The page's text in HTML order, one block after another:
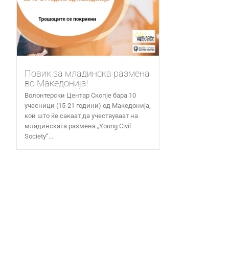
Повик за младинска размена
во Македонија!
Волонтерски Центар Скопје бара 10
учесници (15-21 години) од Македонија,
кои што ќе сакаат да учествуваат на
младинската размена „Young Civil
Society“...